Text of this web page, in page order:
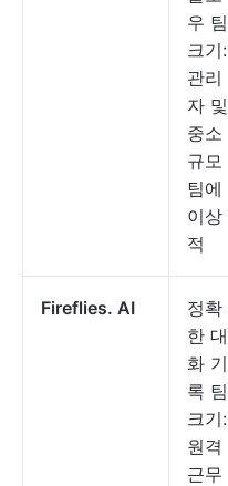
우 팀
크기:
관리
자 및
중소
규모
팀에
이상
적
Fireflies. AI
정확
한 대
화 기
록 팀
크기:
원격
근무